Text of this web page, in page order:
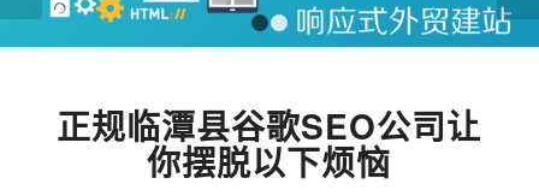
1 2
正规临潭县谷歌SEO公司让
你摆脱以下烦恼